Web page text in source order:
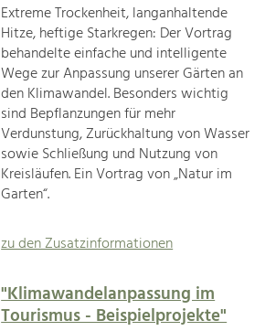
Extreme Trockenheit, langanhaltende
Hitze, heftige Starkregen: Der Vortrag
behandelte einfache und intelligente
Wege zur Anpassung unserer Gärten an
den Klimawandel. Besonders wichtig
sind Bepflanzungen für mehr
Verdunstung, Zurückhaltung von Wasser
sowie Schließung und Nutzung von
Kreisläufen. Ein Vortrag von „Natur im
Garten“.
zu den Zusatzinformationen
"Klimawandelanpassung im
Tourismus - Beispielprojekte"